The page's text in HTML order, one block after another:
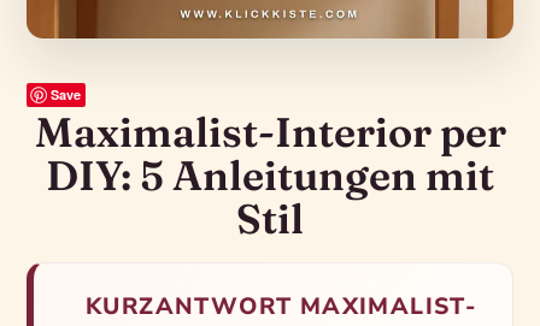
Save
Maximalist-Interior per
DIY: 5 Anleitungen mit
Stil
KURZANTWORT MAXIMALIST-